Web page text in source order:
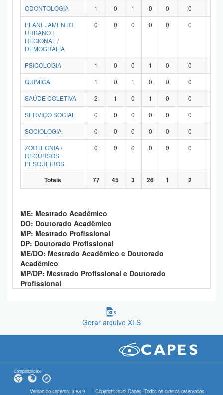
ODONTOLOGIA
1 0 1 0 0 0
PLANEJAMENTO
URBANO E
REGIONAL /
DEMOGRAFIA
0 0 0 0 0 0
PSICOLOGIA 1 0 0 1 0 0
QUÍMICA
1 0 1 0 0 0
SAÚDE COLETIVA
2 1 0 1 0 0
SERVIÇO SOCIAL
0 0 0 0 0 0
SOCIOLOGIA
0 0 0 0 0 0
ZOOTECNIA /
RECURSOS
PESQUEIROS
0 0 0 0 0 0
Totais 77 45 3 26 1 2
ME: Mestrado Acadêmico
DO: Doutorado Acadêmico
MP: Mestrado Profissional
DP: Doutorado Profissional
ME/DO: Mestrado Acadêmico e Doutorado
Acadêmico
MP/DP: Mestrado Profissional e Doutorado
Profissional
Gerar arquivo XLS
Compatibilidade
Versão do sistema: 3.88.9 Copyright 2022 Capes. Todos os direitos reservados.